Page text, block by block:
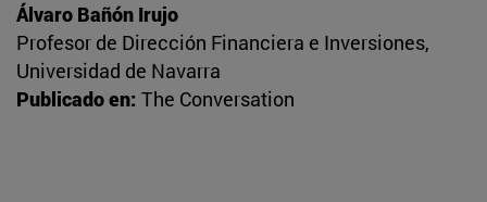
Álvaro Bañón Irujo
Profesor de Dirección Financiera e Inversiones,
Universidad de Navarra
Publicado en: The Conversation